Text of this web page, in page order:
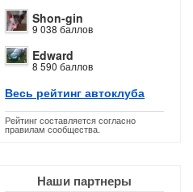
Shon-gin
9 038 баллов
Edward
8 590 баллов
Весь рейтинг автоклуба
Рейтинг составляется согласно
правилам сообщества.
Наши партнеры